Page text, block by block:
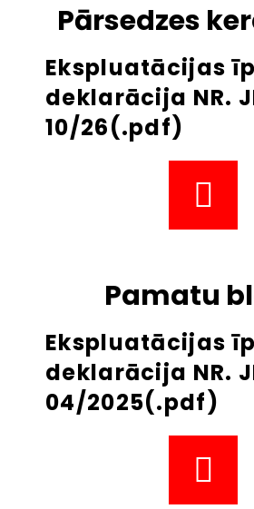
Pārsedzes
Ekspluatācijas
deklarācija NR.
10/26(.pdf)
Pamatu
Ekspluatācijas
deklarācija NR.
04/2025(.pdf)